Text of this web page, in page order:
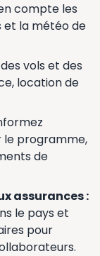
compte les
et la météo de
vols et des
location de
le programme,
de
assurances :
le pays et
pour